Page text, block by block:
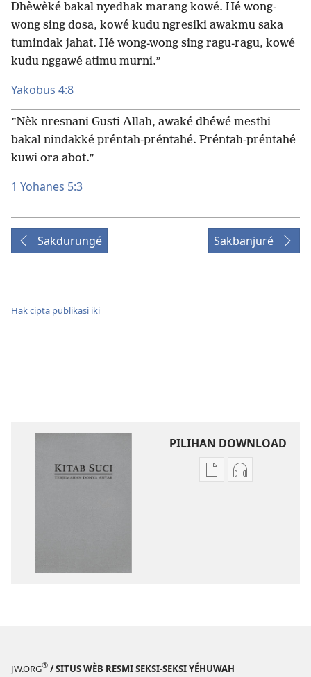
Dhèwèké bakal nyedhak marang kowé. Hé wong-
wong sing dosa, kowé kudu ngresiki awakmu saka
tumindak jahat. Hé wong-wong sing ragu-ragu, kowé
kudu nggawé atimu murni.”
Yakobus 4:8
”Nèk nresnani Gusti Allah, awaké dhéwé mesthi
bakal nindakké préntah-préntahé. Préntah-préntahé
kuwi ora abot.”
1 Yohanes 5:3
Sakdurungé Sakbanjuré
Hak cipta publikasi iki
PILIHAN DOWNLOAD
PilihanPilihan
JW.ORG® / SITUS WÈB RESMI SEKSI-SEKSI YÉHUWAH